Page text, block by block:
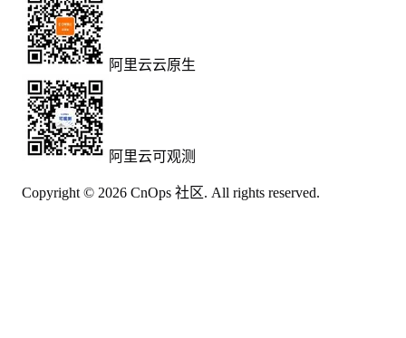
阿里云云原生
阿里云可观测
Copyright © 2026 CnOps 社区. All rights reserved.